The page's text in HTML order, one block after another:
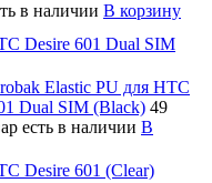
в наличии В корзину
Desire 601 Dual SIM
Elastic PU для HTC
Dual SIM (Black) 49
есть в наличии В
Desire 601 (Clear)